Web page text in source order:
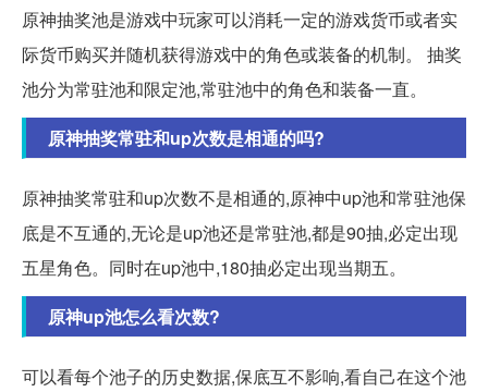
原神抽奖池是游戏中玩家可以消耗一定的游戏货币或者实
际货币购买并随机获得游戏中的角色或装备的机制。 抽奖
池分为常驻池和限定池,常驻池中的角色和装备一直。
原神抽奖常驻和up次数是相通的吗?
原神抽奖常驻和up次数不是相通的,原神中up池和常驻池保
底是不互通的,无论是up池还是常驻池,都是90抽,必定出现
五星角色。同时在up池中,180抽必定出现当期五。
原神up池怎么看次数?
可以看每个池子的历史数据,保底互不影响,看自己在这个池